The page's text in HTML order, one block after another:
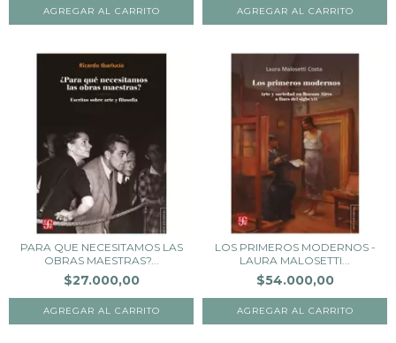
PARA QUE NECESITAMOS LAS
OBRAS MAESTRAS?...
$27.000,00
LOS PRIMEROS MODERNOS -
LAURA MALOSETTI...
$54.000,00